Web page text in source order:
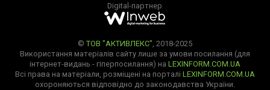
Digital-партнер
© ТОВ "АКТИВЛЕКС" , 2018-2025
Використання матеріалів сайту лише за умови посилання (для
інтернет-видань - гіперпосилання) на LEXINFORM.COM.UA
Всі права на матеріали, розміщені на порталі LEXINFORM.COM.UA
охороняються відповідно до законодавства України.